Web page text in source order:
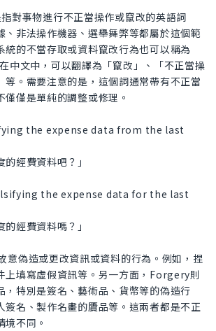
對事物進行不正當操作或竄改的英語詞
、非法操作機器、選舉舞弊等都屬於這個範
統的不當存取或資料竄改行為也可以稱為
中文中，可以翻譯為「竄改」、「不正當操
等。需要注意的是，這個詞通常帶有不正當
僅僅是單純的調整或修理。
the expense data from the last
的經費資料吧？」
the expense data for the last
的經費資料嗎？」
偽造或更改資訊或資料的行為。例如，捏
上填寫虛假資訊等。另一方面，Forgery則
，特別是簽名、藝術品、貨幣等的偽造行
簽名、製作名畫的贗品等。這兩者都是不正
不同。